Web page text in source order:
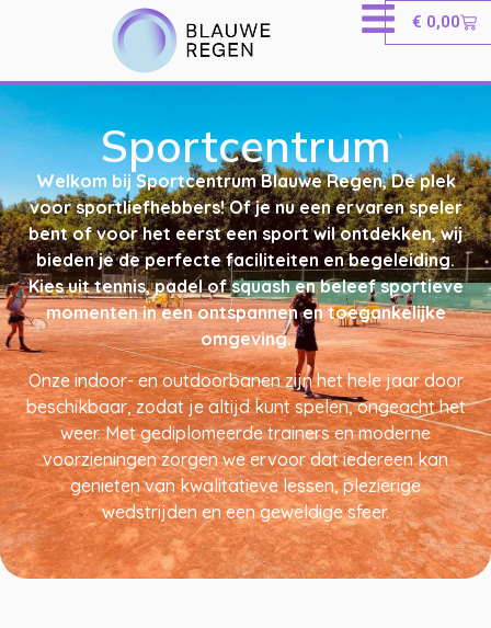
€ 0,00
Sportcentrum
Welkom bij Sportcentrum Blauwe Regen, Dé plek
voor sportliefhebbers! Of je nu een ervaren speler
bent of voor het eerst een sport wil ontdekken, wij
bieden je de perfecte faciliteiten en begeleiding.
Kies uit tennis, padel of squash en beleef sportieve
momenten in een ontspannen en toegankelijke
omgeving.
Onze indoor- en outdoorbanen zijn het hele jaar door
beschikbaar, zodat je altijd kunt spelen, ongeacht het
weer. Met gediplomeerde trainers en moderne
voorzieningen zorgen we ervoor dat iedereen kan
genieten van kwalitatieve lessen, plezierige
wedstrijden en een geweldige sfeer.